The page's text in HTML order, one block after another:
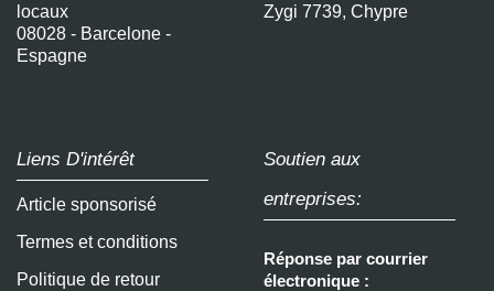
locaux
08028 - Barcelone -
Espagne
Zygi 7739, Chypre
Liens D'intérêt
Article sponsorisé
Termes et conditions
Politique de retour
Soutien aux
entreprises:
Réponse par courrier
électronique :